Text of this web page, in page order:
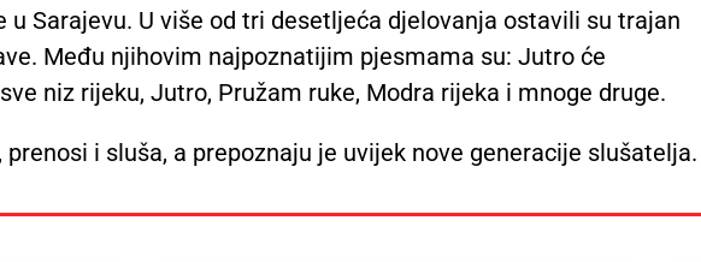
u Sarajevu. U više od tri desetljeća djelovanja ostavili su trajan
Među njihovim najpoznatijim pjesmama su: Jutro će
niz rijeku, Jutro, Pružam ruke, Modra rijeka i mnoge druge.
i sluša, a prepoznaju je uvijek nove generacije slušatelja.